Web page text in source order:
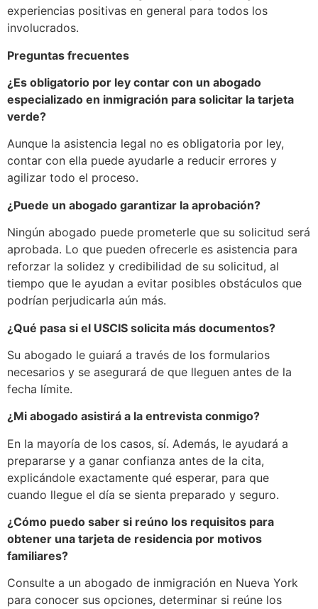
experiencias positivas en general para todos los
involucrados.
Preguntas frecuentes
¿Es obligatorio por ley contar con un abogado
especializado en inmigración para solicitar la tarjeta
verde?
Aunque la asistencia legal no es obligatoria por ley,
contar con ella puede ayudarle a reducir errores y
agilizar todo el proceso.
¿Puede un abogado garantizar la aprobación?
Ningún abogado puede prometerle que su solicitud será
aprobada. Lo que pueden ofrecerle es asistencia para
reforzar la solidez y credibilidad de su solicitud, al
tiempo que le ayudan a evitar posibles obstáculos que
podrían perjudicarla aún más.
¿Qué pasa si el USCIS solicita más documentos?
Su abogado le guiará a través de los formularios
necesarios y se asegurará de que lleguen antes de la
fecha límite.
¿Mi abogado asistirá a la entrevista conmigo?
En la mayoría de los casos, sí. Además, le ayudará a
prepararse y a ganar confianza antes de la cita,
explicándole exactamente qué esperar, para que
cuando llegue el día se sienta preparado y seguro.
¿Cómo puedo saber si reúno los requisitos para
obtener una tarjeta de residencia por motivos
familiares?
Consulte a un abogado de inmigración en Nueva York
para conocer sus opciones, determinar si reúne los